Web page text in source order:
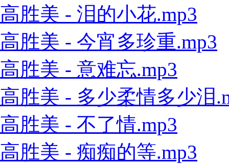
高胜美 - 泪的小花.mp3
高胜美 - 今宵多珍重.mp3
高胜美 - 意难忘.mp3
高胜美 - 多少柔情多少泪
高胜美 - 不了情.mp3
高胜美 - 痴痴的等.mp3